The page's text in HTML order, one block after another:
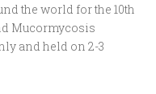
the world for the 10th
Mucormycosis
and held on 2-3